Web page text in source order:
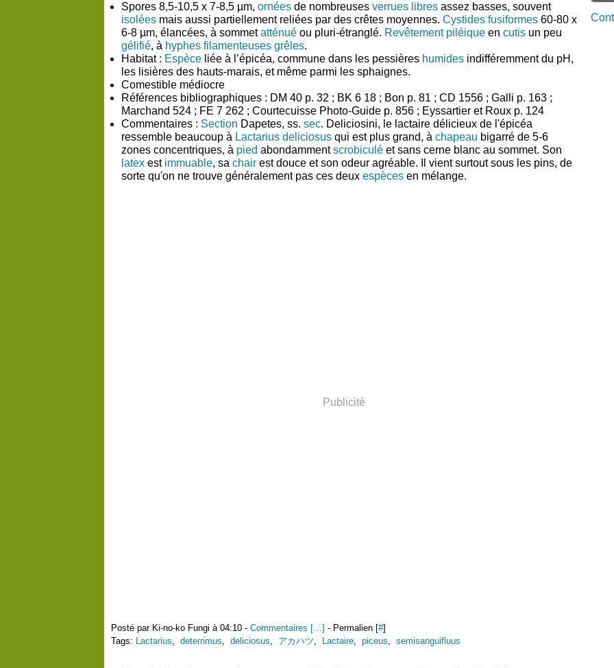
Spores 8,5-10,5 x 7-8,5 µm, ornées de nombreuses verrues libres assez basses, souvent
isolées mais aussi partiellement reliées par des crêtes moyennes. Cystides fusiformes 60-80 x
6-8 µm, élancées, à sommetatténué ou pluri-étranglé. Revêtement piléique en cutis un peu
gélifié, à hyphes filamenteuses grêles.
Habitat : Espèce liée à l’épicéa, commune dans les pessières humides indifféremment du pH,
les lisières des hauts-marais, et même parmi les sphaignes.
Comestible médiocre
Références bibliographiques : DM 40 p. 32 ; BK 6 18 ; Bon p. 81 ; CD 1556 ; Galli p. 163 ;
Marchand 524 ; FE 7 262 ; Courtecuisse Photo-Guide p. 856 ; Eyssartier et Roux p. 124
Commentaires : Section Dapetes, ss. sec. Deliciosini, le lactaire délicieux de l'épicéa
ressemble beaucoup à Lactarius deliciosus qui est plus grand, à chapeau bigarré de 5-6
zones concentriques, à pied abondammentscrobiculé et sans cerne blanc au sommet. Son
latex est immuable, sa chair est douce et son odeur agréable. Il vient surtout sous les pins, de
sorte qu'on ne trouve généralement pas ces deux espèces en mélange.
Publicité
Posté par Ki-no-ko Fungi à 04:10 - Commentaires […] - Permalien [#]
Tags: Lactarius, deterrimus, deliciosus, アカハツ, Lactaire, piceus, semisanguifluus